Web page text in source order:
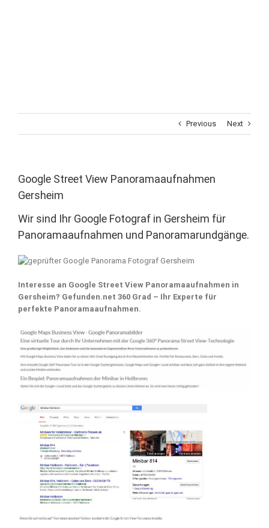
Previous Next
Google Street View Panoramaaufnahmen
Gersheim
Wir sind Ihr Google Fotograf in Gersheim für
Panoramaaufnahmen und Panoramarundgänge.
Interesse an Google Street View Panoramaaufnahmen in
Gersheim? Gefunden.net 360 Grad – Ihr Experte für
perfekte Panoramaaufnahmen.